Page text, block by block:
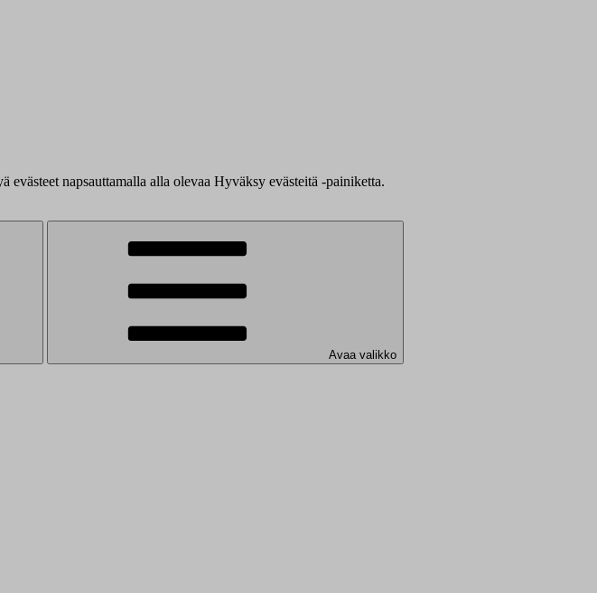
napsauttamalla alla olevaa Hyväksy evästeitä -painiketta.
Avaa valikko